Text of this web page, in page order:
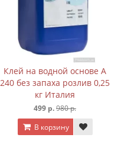
Клей на водной основе A
240 без запаха розлив 0,25
кг Италия
499 р.980 р.
В корзину